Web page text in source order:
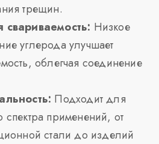
трещин.
Низкое
углерода улучшает
облегчая соединение
Подходит для
спектра применений, от
стали до изделий